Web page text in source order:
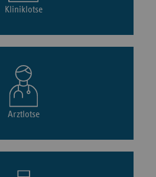
Kliniklotse
Arztlotse